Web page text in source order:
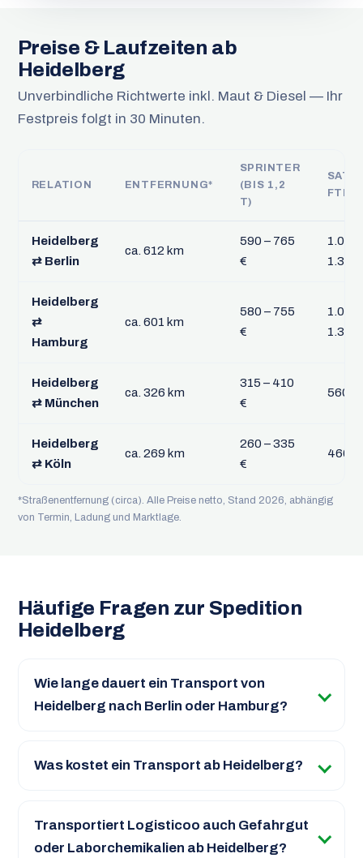
Preise & Laufzeiten ab
Heidelberg
Unverbindliche Richtwerte inkl. Maut & Diesel — Ihr
Festpreis folgt in 30 Minuten.
RELATION ENTFERNUNG*
SPRINTER
(BIS 1,2
T)
FTL
Heidelberg
⇄ Berlin
ca. 612 km
590 – 765
€
1.050
1.360
Heidelberg
⇄
Hamburg
ca. 601 km
580 – 755
€
1.030
1.335
Heidelberg
⇄ München
ca. 326 km
315 – 410
€
560 –
Heidelberg
⇄ Köln
ca. 269 km
260 – 335
€
460 –
*Straßenentfernung (circa). Alle Preise netto, Stand 2026, abhängig
von Termin, Ladung und Marktlage.
Häufige Fragen zur Spedition
Heidelberg
Wie lange dauert ein Transport von
Heidelberg nach Berlin oder Hamburg?
Was kostet ein Transport ab Heidelberg?
Transportiert Logisticoo auch Gefahrgut
oder Laborchemikalien ab Heidelberg?